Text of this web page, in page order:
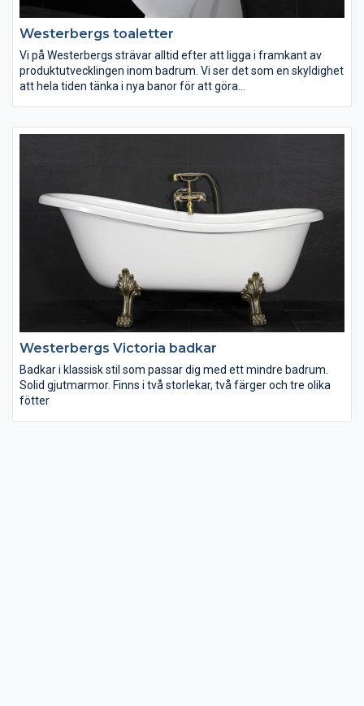
Westerbergs toaletter
Vi på Westerbergs strävar alltid efter att ligga i framkant av
produktutvecklingen inom badrum. Vi ser det som en skyldighet
att hela tiden tänka i nya banor för att göra
lättstädad vägghängd.
Westerbergs Victoria badkar
Badkar i klassisk stil som passar dig med ett mindre badrum.
Solid gjutmarmor. Finns i två storlekar, två färger och tre olika
fötter